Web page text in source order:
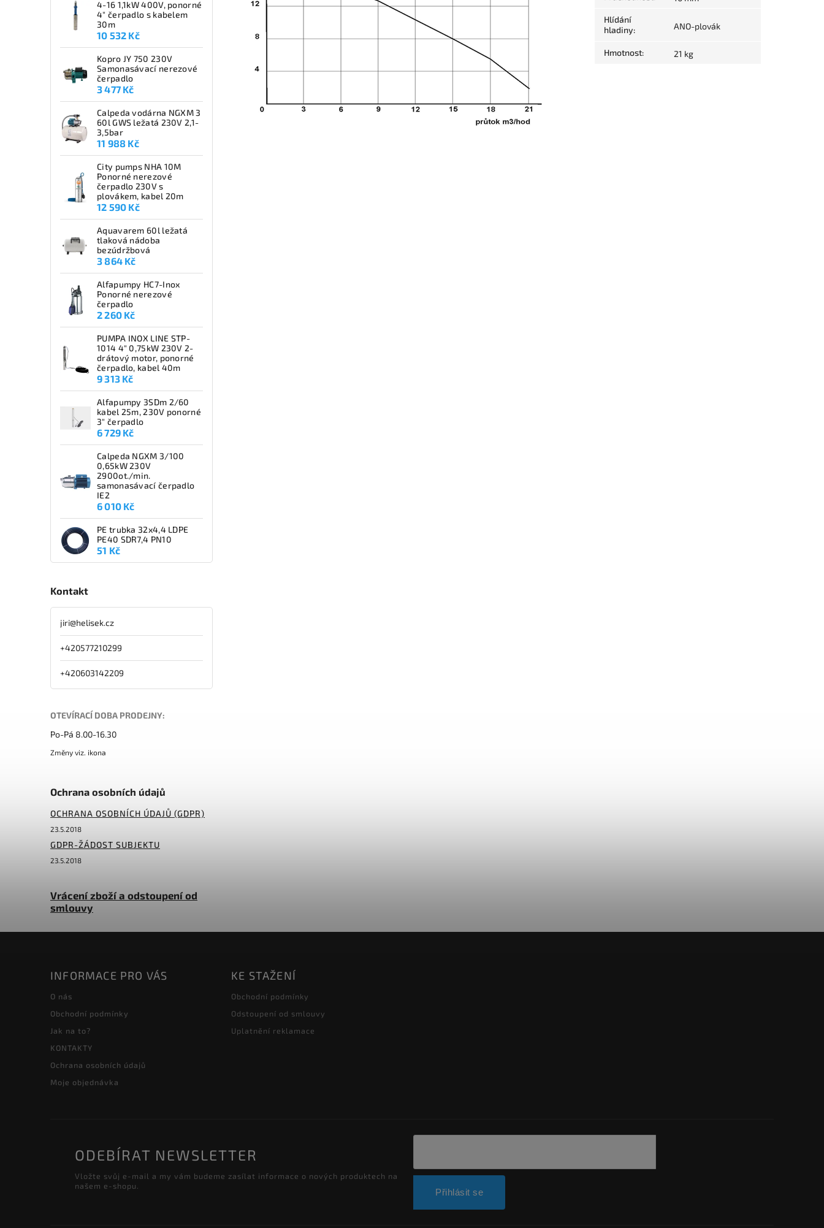
4-16 1,1kW 400V, ponorné
4" čerpadlo s kabelem
30m
10 532 Kč
Kopro JY 750 230V
Samonasávací nerezové
čerpadlo
3 477 Kč
Calpeda vodárna NGXM 3
60l GWS ležatá 230V 2,1-
3,5bar
11 988 Kč
City pumps NHA 10M
Ponorné nerezové
čerpadlo 230V s
plovákem, kabel 20m
12 590 Kč
Aquavarem 60l ležatá
tlaková nádoba
bezúdržbová
3 864 Kč
Alfapumpy HC7-Inox
Ponorné nerezové
čerpadlo
2 260 Kč
PUMPA INOX LINE STP-
1014 4" 0,75kW 230V 2-
drátový motor, ponorné
čerpadlo, kabel 40m
9 313 Kč
Alfapumpy 3SDm 2/60
kabel 25m, 230V ponorné
3" čerpadlo
6 729 Kč
Calpeda NGXM 3/100
0,65kW 230V
2900ot./min.
samonasávací čerpadlo
IE2
6 010 Kč
PE trubka 32x4,4 LDPE
PE40 SDR7,4 PN10
51 Kč
Kontakt
jiri@helisek.cz
+420577210299
+420603142209
OTEVÍRACÍ DOBA PRODEJNY:
Po-Pá 8.00-16.30
Změny viz. ikona
Ochrana osobních údajů
OCHRANA OSOBNÍCH ÚDAJŮ (GDPR)
23.5.2018
GDPR-ŽÁDOST SUBJEKTU
23.5.2018
Vrácení zboží a odstoupení od
smlouvy
Hlídání
hladiny: ANO-plovák
Hmotnost: 21 kg
INFORMACE PRO VÁS
O nás
Obchodní podmínky
Jak na to?
KONTAKTY
Ochrana osobních údajů
Moje objednávka
KE STAŽENÍ
Obchodní podmínky
Odstoupení od smlouvy
Uplatnění reklamace
ODEBÍRAT NEWSLETTER
Vložte svůj e-mail a my vám budeme zasílat informace o nových produktech na
našem e-shopu.
Přihlásit se